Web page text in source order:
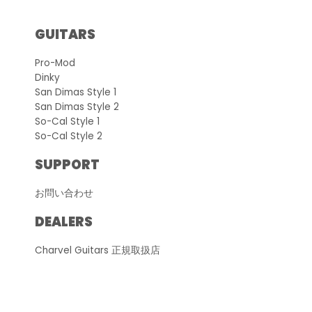
GUITARS
Pro-Mod
Dinky
San Dimas Style 1
San Dimas Style 2
So-Cal Style 1
So-Cal Style 2
SUPPORT
お問い合わせ
DEALERS
Charvel Guitars 正規取扱店